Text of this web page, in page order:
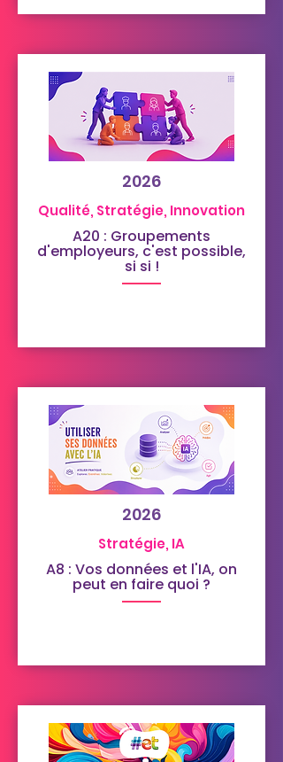
2026
Qualité, Stratégie, Innovation
A20 : Groupements
d'employeurs, c'est possible,
si si !
2026
Stratégie, IA
A8 : Vos données et l'IA, on
peut en faire quoi ?